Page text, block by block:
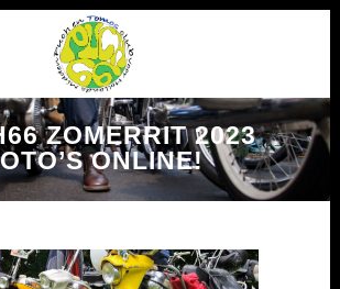
ZOMERRIT 2023
ONLINE!